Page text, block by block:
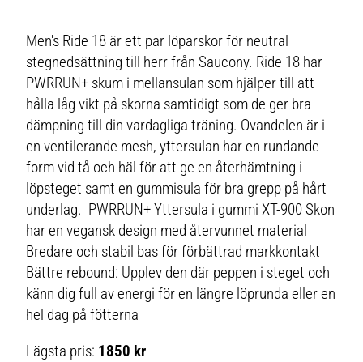
Men's Ride 18 är ett par löparskor för neutral
stegnedsättning till herr från Saucony. Ride 18 har
PWRRUN+ skum i mellansulan som hjälper till att
hålla låg vikt på skorna samtidigt som de ger bra
dämpning till din vardagliga träning. Ovandelen är i
en ventilerande mesh, yttersulan har en rundande
form vid tå och häl för att ge en återhämtning i
löpsteget samt en gummisula för bra grepp på hårt
underlag. PWRRUN+ Yttersula i gummi XT-900 Skon
har en vegansk design med återvunnet material
Bredare och stabil bas för förbättrad markkontakt
Bättre rebound: Upplev den där peppen i steget och
känn dig full av energi för en längre löprunda eller en
hel dag på fötterna
Lägsta pris: 1850 kr